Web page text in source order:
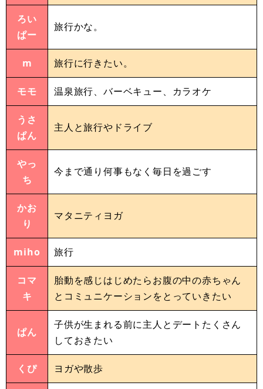
ろい
ぱー
旅行かな。
m 旅行に行きたい。
モモ 温泉旅行、バーベキュー、カラオケ
うさ
ぱん
主人と旅行やドライブ
やっ
ち
今まで通り何事もなく毎日を過ごす
かお
り
マタニティヨガ
miho 旅行
コマ
キ
胎動を感じはじめたらお腹の中の赤ちゃん
とコミュニケーションをとっていきたい
ぱん
子供が生まれる前に主人とデートたくさん
しておきたい
くぴ ヨガや散歩